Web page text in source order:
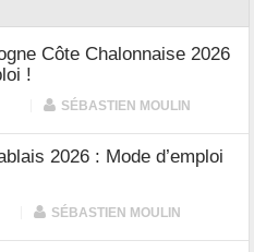
Côte Chalonnaise 2026
!
SÉBASTIEN MOULIN
2026 : Mode d’emploi
SÉBASTIEN MOULIN